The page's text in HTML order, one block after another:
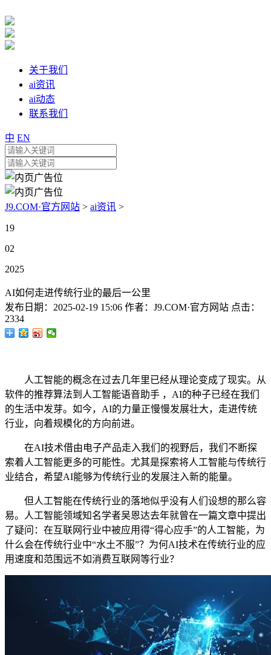
关于我们
ai资讯
ai动态
联系我们
中 EN
J9.COM·官方网站 > ai资讯 >
19
02
2025
AI如何走进传统行业的最后一公里
发布日期： 2025-02-19 15:06 作者： J9.COM·官方网站 点击：
2334
人工智能的概念在过去几年里已经从理论变成了现实。从
软件的推荐算法到人工智能语音助手 ，AI的种子已经在我们
的生活中发芽。如今，AI的力量正慢慢发展壮大，走进传统
行业，向着规模化的方向前进。
在AI技术借由电子产品走入我们的视野后，我们不断探
索着人工智能更多的可能性。尤其是探索将人工智能与传统行
业结合，希望AI能够为传统行业的发展注入新的能量。
但人工智能在传统行业的落地似乎没有人们设想的那么容
易。人工智能领域知名学者吴恩达去年就曾在一篇文章中提出
了疑问：在互联网行业中被应用得“得心应手”的人工智能，为
什么会在传统行业中“水土不服”？为何AI技术在传统行业的应
用速度和范围远不如消费互联网等行业？